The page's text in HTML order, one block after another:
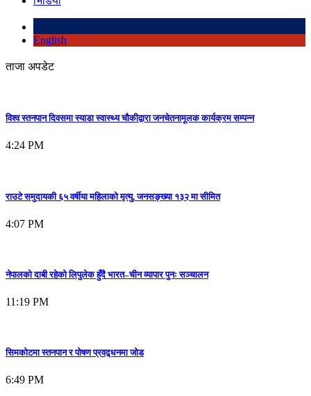
English
ताजा अपडेट
विश्व स्तनपान दिवसमा स्याडा स्वास्थ्य चौकीद्वारा जनचेतनामूलक कार्यक्रम सम्पन्न
4:24 PM
राउटे समुदायकी ६५ वर्षीया महिलाको मृत्यु, जनसङ्ख्या १३२ मा सीमित
4:07 PM
नेपालको दाबी रहेको लिपुलेक हुँदै भारत–चीन व्यापार पुनः सञ्चालन
11:19 PM
सिमकोटमा स्तनपान र पोषण प्रवद्र्धनमा जोड
6:49 PM